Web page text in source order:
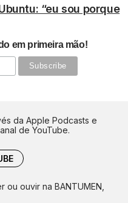
“eu sou porque
em primeira mão!
da Apple Podcasts e
de YouTube.
ouvir na BANTUMEN,